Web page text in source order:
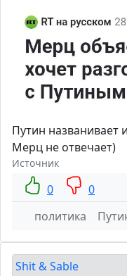
Путин названивает
Мерц не отвечает)
Источник
0 0
политика
Shit & Sable